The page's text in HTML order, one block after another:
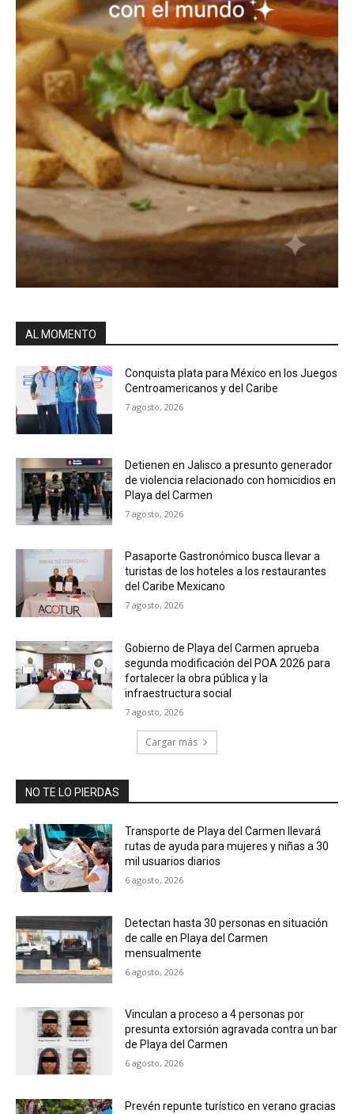
AL MOMENTO
Conquista plata para México en los Juegos
Centroamericanos y del Caribe
7 agosto, 2026
Detienen en Jalisco a presunto generador
de violencia relacionado con homicidios en
Playa del Carmen
7 agosto, 2026
Pasaporte Gastronómico busca llevar a
turistas de los hoteles a los restaurantes
del Caribe Mexicano
7 agosto, 2026
Gobierno de Playa del Carmen aprueba
segunda modificación del POA 2026 para
fortalecer la obra pública y la
infraestructura social
7 agosto, 2026
Cargar más
NO TE LO PIERDAS
Transporte de Playa del Carmen llevará
rutas de ayuda para mujeres y niñas a 30
mil usuarios diarios
6 agosto, 2026
Detectan hasta 30 personas en situación
de calle en Playa del Carmen
mensualmente
6 agosto, 2026
Vinculan a proceso a 4 personas por
presunta extorsión agravada contra un bar
de Playa del Carmen
6 agosto, 2026
Prevén repunte turístico en verano gracias